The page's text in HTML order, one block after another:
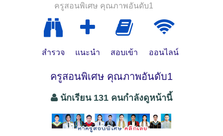
ครูสอนพิเศษ คุณภาพอันดับ1
สำรวจ แนะนำ สอบเข้า ออนไลน์
ครูสอนพิเศษ คุณภาพอันดับ1
นักเรียน 131 คนกำลังดูหน้านี้